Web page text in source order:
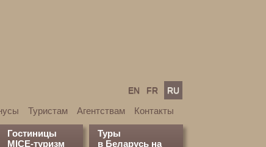
EN FR RU
Туристам Агентствам Контакты
Гостиницы
MICE-туризм
Туры
в Беларусь на